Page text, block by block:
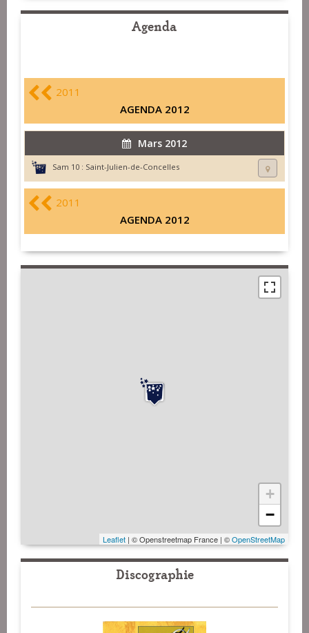
Agenda
2011
AGENDA 2012
Mars 2012
Sam 10 : Saint-Julien-de-Concelles
2011
AGENDA 2012
+
−
Leaflet | © Openstreetmap France | ©OpenStreetMap
Discographie